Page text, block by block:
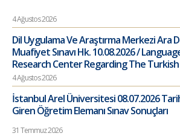
4 Ağustos 2026
Dil Uygulama Ve Araştırma Merkezi Ara
Muafiyet Sınavı Hk. 10.08.2026 /
Research Center Regarding The
4 Ağustos 2026
İstanbul Arel Üniversitesi 08.07.2026
Giren Öğretim Elemanı Sınav Sonuçları
31 Temmuz 2026